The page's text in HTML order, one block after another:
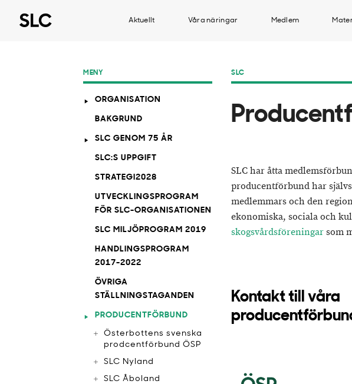
Aktuellt Våra näringar Medlem
SLC
SLC har åtta
producentförbund har
medlemmars och den
ekonomiska, sociala och
skogsvårdsföreningarsom
Kontakt till våra
MENY
ORGANISATION
BAKGRUND
SLC GENOM 75 ÅR
SLC:S UPPGIFT
STRATEGI2028
UTVECKLINGSPROGRAM
FÖR SLC-ORGANISATIONEN
SLC MILJÖPROGRAM 2019
HANDLINGSPROGRAM
2017-2022
ÖVRIGA
STÄLLNINGSTAGANDEN
PRODUCENTFÖRBUND
Österbottens svenska
prodcentförbund ÖSP
SLC Nyland
SLC Åboland